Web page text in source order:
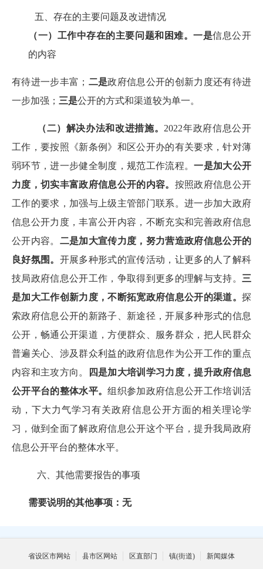
五、存在的主要问题及改进情况
（一）工作中存在的主要问题和困难。一是信息公开
的内容
有待进一步丰富； 二是政府信息公开的创新力度还有待进
一步加强； 三是公开的方式和渠道较为单一。
（二）解决办法和改进措施。 2022年政府信息公开
工作，要按照《新条例》和区公开办的有关要求，针对薄
弱环节，进一步健全制度，规范工作流程。一是加大公开
力度，切实丰富政府信息公开的内容。 按照政府信息公开
工作的要求，加强与上级主管部门联系。进一步加大政府
信息公开力度，丰富公开内容，不断充实和完善政府信息
公开内容。 二是加大宣传力度，努力营造政府信息公开的
良好氛围。 开展多种形式的宣传活动，让更多的人了解科
技局政府信息公开工作，争取得到更多的理解与支持。 三
是加大工作创新力度，不断拓宽政府信息公开的渠道。 探
索政府信息公开的新路子、新途径，开展多种形式的信息
公开，畅通公开渠道，方便群众、服务群众，把人民群众
普遍关心、涉及群众利益的政府信息作为公开工作的重点
内容和主攻方向。
四是加大培训学习力度，提升政府信息
公开平台的整体水平。组织参加政府信息公开工作培训活
动，下大力气学习有关政府信息公开方面的相关理论学
习，做到全面了解政府信息公开这个平台，提升我局政府
信息公开平台的整体水平。
六、其他需要报告的事项
需要说明的其他事项：无
省设区市网站 县市区网站 区直部门 镇(街道) 新闻媒体